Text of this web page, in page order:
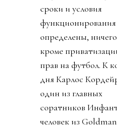
сроки и условия
функционирования
определены, ничего
кроме
прав на футбол. К
дня Карлос
один из главных
соратников
человек из Goldman